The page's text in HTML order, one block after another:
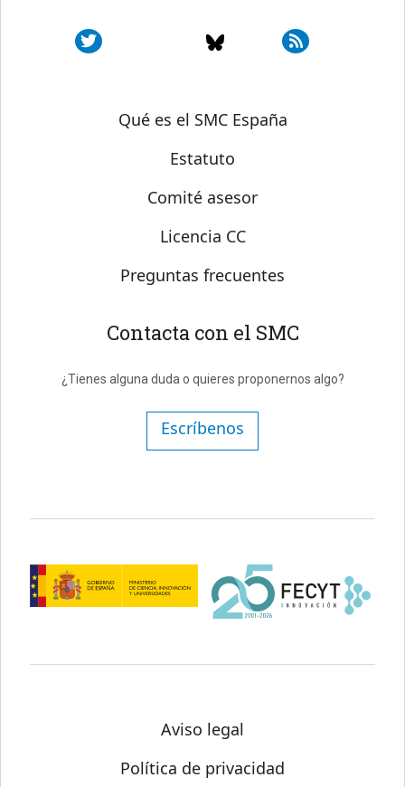
Sobre SMC España
Qué es el SMC España
Estatuto
Comité asesor
Licencia CC
Preguntas frecuentes
Contacta con el SMC
¿Tienes alguna duda o quieres proponernos algo?
Escríbenos
Aviso legal
Política de privacidad